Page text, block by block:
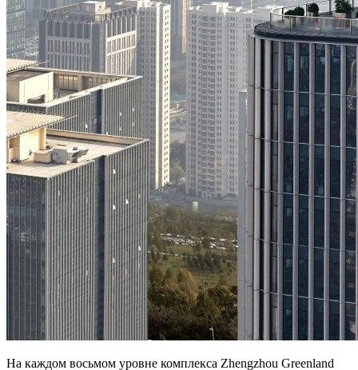
На каждом восьмом уровне комплекса Zhengzhou Greenland